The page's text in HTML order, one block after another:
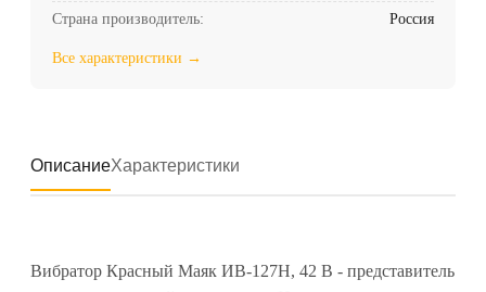
Страна производитель: Россия
Все характеристики →
ОписаниеХарактеристики
Вибратор Красный Маяк ИВ-127Н, 42 В - представитель